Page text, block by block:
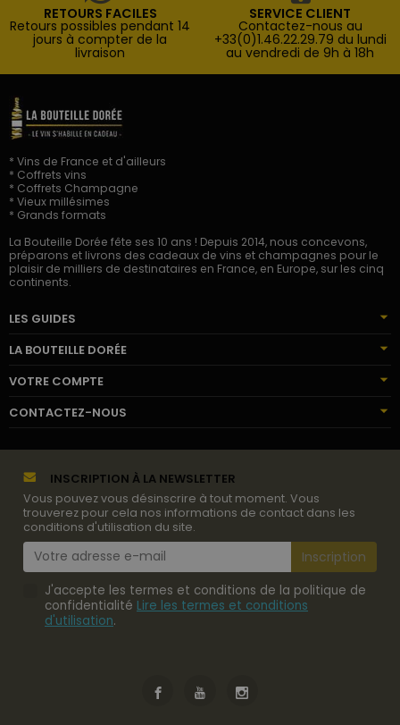
RETOURS FACILES
Retours possibles pendant 14
jours à compter de la
livraison
SERVICE CLIENT
Contactez-nous au
+33(0)1.46.22.29.79 du lundi
au vendredi de 9h à 18h
* Vins de France et d'ailleurs
* Coffrets vins
* Coffrets Champagne
* Vieux millésimes
* Grands formats
La Bouteille Dorée fête ses 10 ans ! Depuis 2014, nous concevons,
préparons et livrons des cadeaux de vins et champagnes pour le
plaisir de milliers de destinataires en France, en Europe, sur les cinq
continents.
LES GUIDES
LA BOUTEILLE DORÉE
VOTRE COMPTE
CONTACTEZ-NOUS
INSCRIPTION À LA NEWSLETTER
Vous pouvez vous désinscrire à tout moment. Vous
trouverez pour cela nos informations de contact dans les
conditions d'utilisation du site.
J'accepte les termes et conditions de la politique de
confidentialité Lire les termes et conditions
d'utilisation.